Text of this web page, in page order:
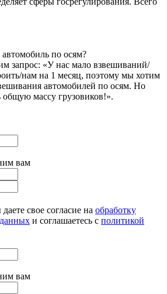
по осям?
запрос: «У нас мало взвешиваний/
нам на 1 месяц, поэтому мы хотим
автомобилей по осям. Но
массу грузовиков!».
вам
свое согласие на обработку
и соглашаетесь с политикой
вам